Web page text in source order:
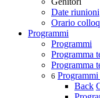
Date riunioni
Orario
Programmi
Programmi
Programma
Programma
6
Back